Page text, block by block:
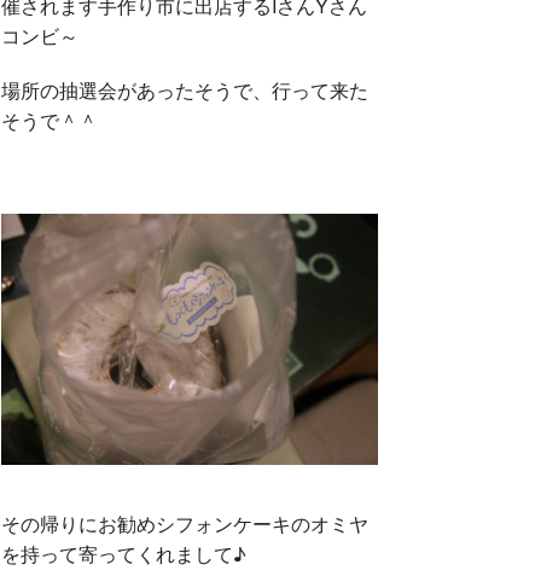
催されます手作り市に出店するIさんYさん
コンビ～
場所の抽選会があったそうで、行って来た
そうで＾＾
その帰りにお勧めシフォンケーキのオミヤ
を持って寄ってくれまして♪